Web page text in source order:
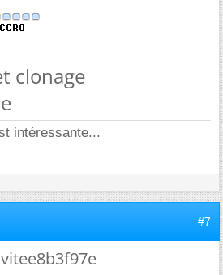
clonage
intéressante...
#7